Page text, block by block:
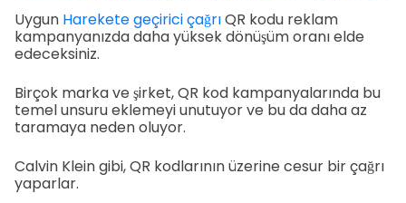
Uygun Harekete geçirici çağrıQR kodu reklam
kampanyanızda daha yüksek dönüşüm oranı elde
edeceksiniz.
Birçok marka ve şirket, QR kod kampanyalarında bu
temel unsuru eklemeyi unutuyor ve bu da daha az
taramaya neden oluyor.
Calvin Klein gibi, QR kodlarının üzerine cesur bir çağrı
yaparlar.